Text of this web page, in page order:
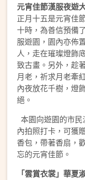
元宵佳節漢服夜遊
正月十五是元宵佳
十時，為善信預備
服遊園，園內亦佈
人，走在璀璨燈飾
致古畫。另外，趁
月老，祈求月老牽
內夜放花千樹，燈
絕。
本園向遊園的市
內拍照打卡，可獲
香包，帶著香扇，
忘的元宵佳節。
「雲賞衣裳」華夏